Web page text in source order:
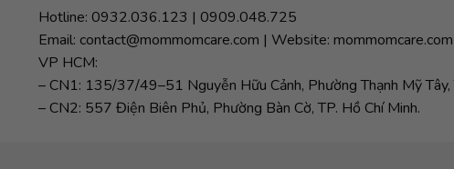
Hotline: 0932.036.123 | 0909.048.725
Email: contact@mommomcare.com | Website: mommomcare.com
VP HCM:
– CN1: 135/37/49–51 Nguyễn Hữu Cảnh, Phường Thạnh Mỹ Tây,
– CN2: 557 Điện Biên Phủ, Phường Bàn Cờ, TP. Hồ Chí Minh.